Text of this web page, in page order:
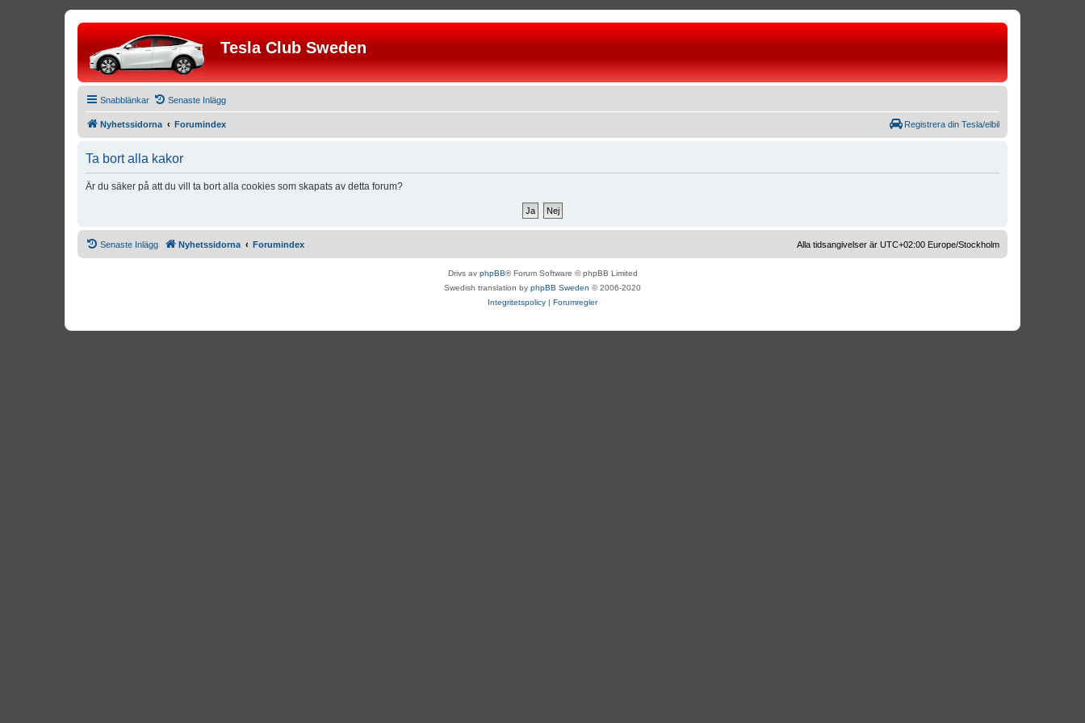
Tesla Club Sweden
Snabblänkar Senaste Inlägg
Nyhetssidorna Forumindex Registrera din Tesla/elbil
Ta bort alla kakor
Är du säker på att du vill ta bort alla cookies som skapats av detta forum?
Senaste Inlägg Nyhetssidorna Forumindex Alla tidsangivelser är UTC+02:00 Europe/Stockholm
Drivs av phpBB® Forum Software © phpBB Limited
Swedish translation by phpBB Sweden © 2006-2020
Integritetspolicy | Forumregler